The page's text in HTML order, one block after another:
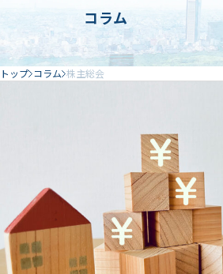
コラム
トップ コラム 株主総会